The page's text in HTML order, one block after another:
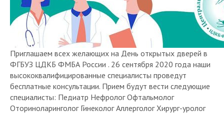
Приглашаем всех желающих на День открытых дверей в
ФГБУЗ ЦДКБ ФМБА России . 26 сентября 2020 года наши
высококвалифицированные специалисты проведут
бесплатные консультации. Прием будут вести следующие
специалисты: Педиатр Нефролог Офтальмолог
Оториноларинголог Гинеколог Аллерголог Хирург-уролог
Травматолог-ортопед Кардиолог Врач функциональной